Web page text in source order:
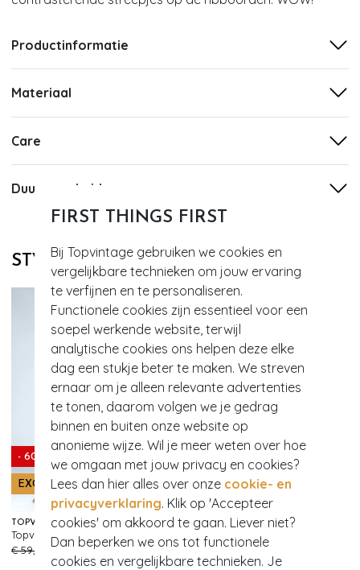
FIRST THINGS FIRST
Bij Topvintage gebruiken we cookies en
vergelijkbare technieken om jouw ervaring
te verfijnen en te personaliseren.
Functionele cookies zijn essentieel voor een
soepel werkende website, terwijl
analytische cookies ons helpen deze elke
dag een stukje beter te maken. We streven
ernaar om je alleen relevante advertenties
te tonen, daarom volgen we je gedrag
binnen en buiten onze website op
anonieme wijze. Wil je meer weten over hoe
we omgaan met jouw privacy en cookies?
Lees dan hier alles over onze cookie- en
privacyverklaring. Klik op 'Accepteer
cookies' om akkoord te gaan. Liever niet?
Dan beperken we ons tot functionele
cookies en vergelijkbare technieken. Je
Productinformatie
Materiaal
Care
Duurzaamheid
STYLE DIT MET
- 60%
EXCLUSIEF
TOPVINTAGE BOUTIQUE COLLECTION
€ 59,95
€ 23,95
189
- 60%
KING LOUIE
€ 99,95 € 39,95